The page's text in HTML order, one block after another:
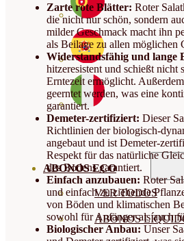
ABONOS ECO
VER TODOS
ABONOS
Zarte rote Blätter: Roter
die nicht nur schön, sondern
milder Geschmack macht ihn
als Beilage zu allen möglichen
Widerstandsfähig und lange
hitzeresistent und schießt nicht
Erntezeit ermöglicht.
geerntet werden, was eine
garantiert.
Demeter-zertifiziert: Dieser
Richtlinien der biologisch-
angebaut und ist Demeter-
Respekt für das natürliche
des Bodens garantiert.
Einfach anzubauen: Roter
und einfach zu ziehende
von Böden und klimatischen
sowohl für Anfänger als auch
Biologischer Anbau: Unser